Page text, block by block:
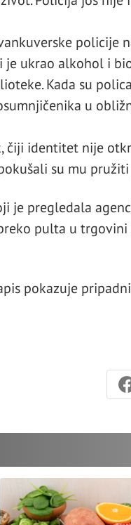
policije
je ukrao alkohol i
Kada su
u
čiji identitet nije
su mu
je pregledala
pulta u trgovini
pokazuje